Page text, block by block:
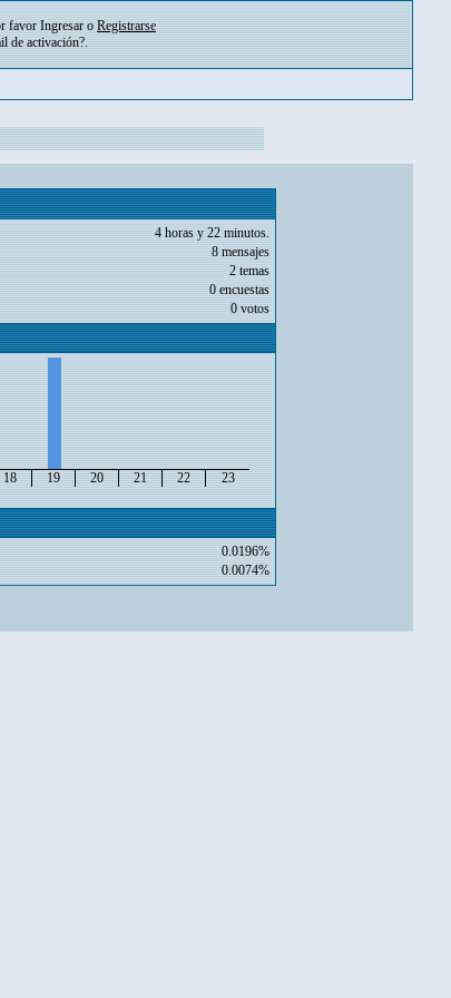
favor Ingresar o Registrarse
de activación?.
4 horas y 22 minutos.
8 mensajes
2 temas
0 encuestas
0 votos
18 19 20 21 22
23
0.0196%
0.0074%